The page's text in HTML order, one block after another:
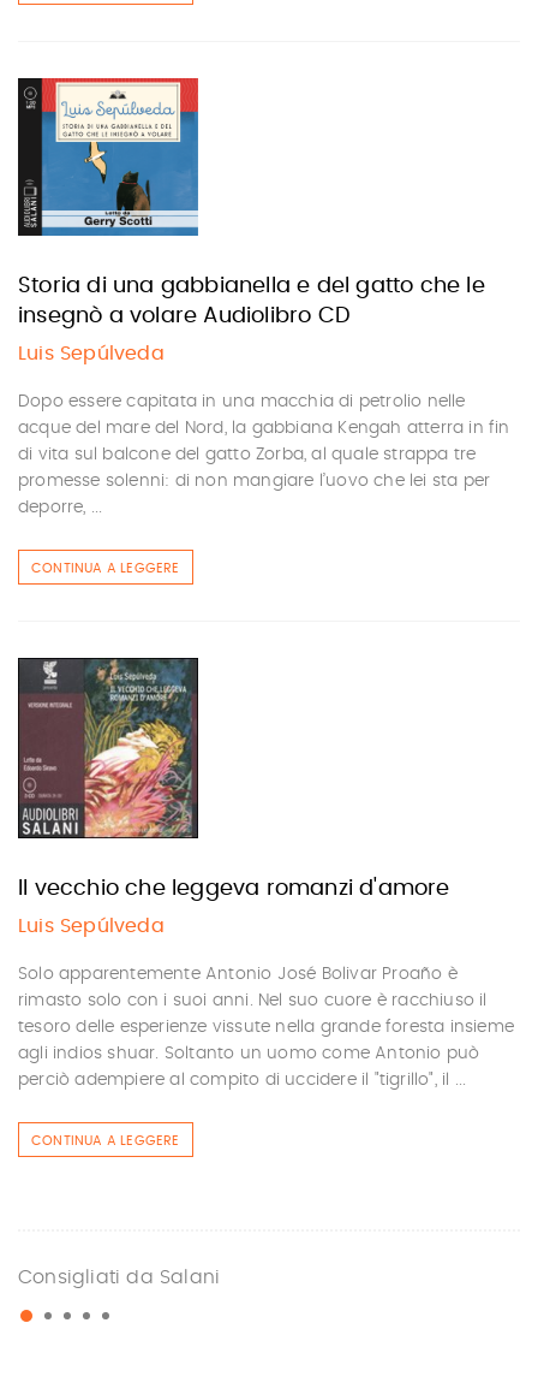
Storia di una gabbianella e del gatto che le
insegnò a volare Audiolibro CD
Luis Sepúlveda
Dopo essere capitata in una macchia di petrolio nelle
acque del mare del Nord, la gabbiana Kengah atterra in fin
di vita sul balcone del gatto Zorba, al quale strappa tre
promesse solenni: di non mangiare l’uovo che lei sta per
deporre, ...
CONTINUA A LEGGERE
Il vecchio che leggeva romanzi d'amore
Luis Sepúlveda
Solo apparentemente Antonio José Bolivar Proaño è
rimasto solo con i suoi anni. Nel suo cuore è racchiuso il
tesoro delle esperienze vissute nella grande foresta insieme
agli indios shuar. Soltanto un uomo come Antonio può
perciò adempiere al compito di uccidere il "tigrillo", il ...
CONTINUA A LEGGERE
Consigliati da Salani